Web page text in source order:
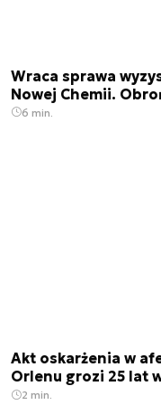
Wraca sprawa
Nowej Chemii.
6 min.
Akt oskarżenia w
Orlenu grozi 25 lat
2 min.